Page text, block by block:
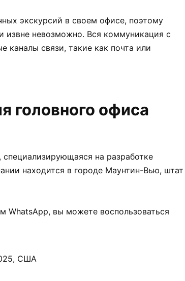
экскурсий в своем офисе, поэтому
извне невозможно. Вся коммуникация с
каналы связи, такие как почта или
головного офиса
на разработке
находится в городе Маунтин-Вью, штат
WhatsApp, вы можете воспользоваться
США